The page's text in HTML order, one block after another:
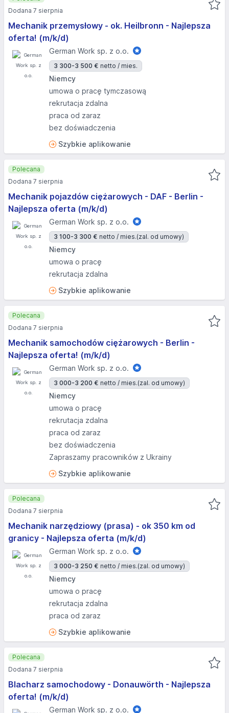
Mechanik przemysłowy - ok. Heilbronn - Najlepsza
oferta! (m/k/d)
German Work sp. z o.o.
3 300-3 500 € netto / mies.
Niemcy
umowa o pracę tymczasową
rekrutacja zdalna
praca od zaraz
bez doświadczenia
Szybkie aplikowanie
Dodana 7 sierpnia
Mechanik pojazdów ciężarowych - DAF - Berlin -
Najlepsza oferta (m/k/d)
German Work sp. z o.o.
3 100-3 300 € netto / mies.(zal. od umowy)
Niemcy
umowa o pracę
rekrutacja zdalna
Szybkie aplikowanie
Polecana
Dodana 7 sierpnia
Mechanik samochodów ciężarowych - Berlin -
Najlepsza oferta! (m/k/d)
German Work sp. z o.o.
3 000-3 200 € netto / mies.(zal. od umowy)
Niemcy
umowa o pracę
rekrutacja zdalna
praca od zaraz
bez doświadczenia
Zapraszamy pracowników z Ukrainy
Szybkie aplikowanie
Polecana
Dodana 7 sierpnia
Mechanik narzędziowy (prasa) - ok 350 km od
granicy - Najlepsza oferta (m/k/d)
German Work sp. z o.o.
3 000-3 250 € netto / mies.(zal. od umowy)
Niemcy
umowa o pracę
rekrutacja zdalna
praca od zaraz
Szybkie aplikowanie
Polecana
Dodana 7 sierpnia
Blacharz samochodowy - Donauwörth - Najlepsza
oferta! (m/k/d)
German Work sp. z o.o.
Polecana
Dodana 7 sierpnia